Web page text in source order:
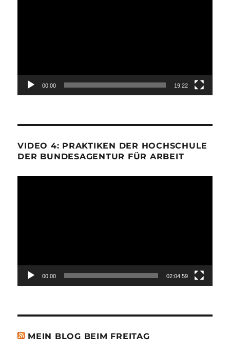
00:00 19:22
VIDEO 4: PRAKTIKEN DER HOCHSCHULE
DER BUNDESAGENTUR FÜR ARBEIT
00:00 02:04:59
MEIN BLOG BEIM FREITAG